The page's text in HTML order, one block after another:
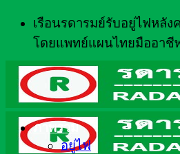
ข้าม
ยัง
เนื้อหา
เรือนรดารมย์รับอยู่ไฟหลั
โดยแพทย์แผนไทยมืออาชี
ภาพรวม
อยู่ไฟ